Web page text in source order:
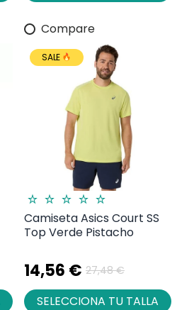
Compare
SALE
Camiseta Asics Court SS
Top Verde Pistacho
14,56 € 27,48 €
SELECCIONA TU TALLA